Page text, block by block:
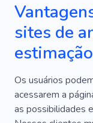
sites de
estimação
Os usuários
acessarem a
as possibilidades